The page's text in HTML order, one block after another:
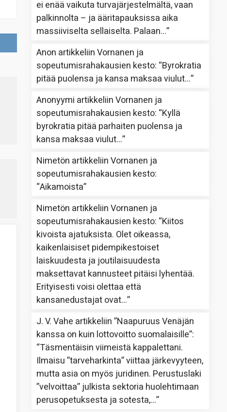
ei enää vaikuta turvajärjestelmältä, vaan
palkinnolta – ja ääritapauksissa aika
massiiviselta sellaiselta. Palaan…”
Anon artikkeliinVornanen ja
sopeutumisrahakausien kesto: “Byrokratia
pitää puolensa ja kansa maksaa viulut…”
Anonyymi artikkeliinVornanen ja
sopeutumisrahakausien kesto: “Kyllä
byrokratia pitää parhaiten puolensa ja
kansa maksaa viulut…”
Nimetön artikkeliinVornanen ja
sopeutumisrahakausien kesto:
“Aikamoista”
Nimetön artikkeliinVornanen ja
sopeutumisrahakausien kesto: “Kiitos
kivoista ajatuksista. Olet oikeassa,
kaikenlaisiset pidempikestoiset
laiskuudesta ja joutilaisuudesta
maksettavat kannusteet pitäisi lyhentää.
Erityisesti voisi olettaa että
kansanedustajat ovat…”
J. V. Vahe artikkeliin”Naapuruus Venäjän
kanssa on kuin lottovoitto suomalaisille”:
“Täsmentäisin viimeistä kappalettani.
Ilmaisu ”tarveharkinta” viittaa järkevyyteen,
mutta asia on myös juridinen. Perustuslaki
”velvoittaa” julkista sektoria huolehtimaan
perusopetuksesta ja sotesta,…”